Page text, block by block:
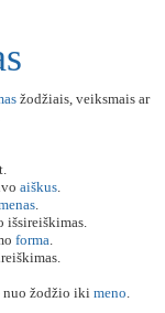
žodžiais, veiksmais ar
aiškus.
.
išsireiškimas.
forma.
nuo žodžio iki meno.